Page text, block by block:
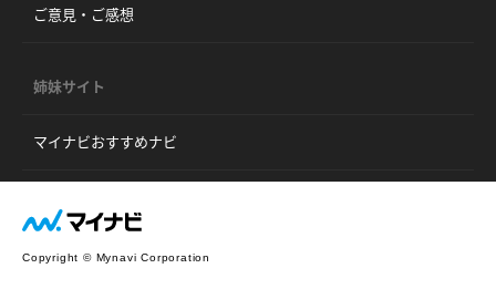
ご意見・ご感想
姉妹サイト
マイナビおすすめナビ
Copyright © Mynavi Corporation